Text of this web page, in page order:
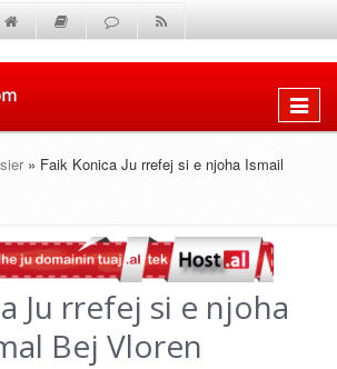
Shfaq
» Faik Konica Ju rrefej si e njoha Ismail
Ju rrefej si e njoha
Bej Vloren